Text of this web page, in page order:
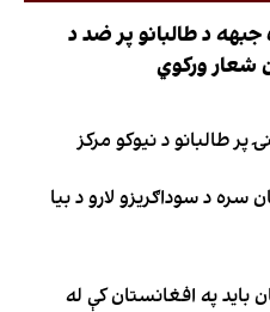
جبهه د طالبانو پر ضد د
شعار ورکوي
پر طالبانو د نیوکو مرکز
سره د سوداګریزو لارو د بیا
په افغانستان کې له